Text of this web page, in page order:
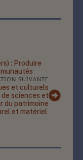
: Produire
SUIVANTE
et culturels
sciences et
du patrimoine
et matériel